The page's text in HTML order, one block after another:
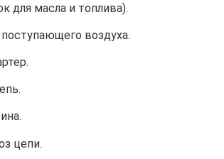
для масла и топлива).
воздуха.
цепи.